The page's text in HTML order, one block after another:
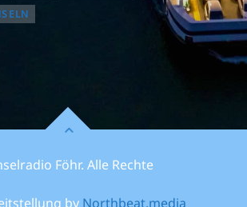
Föhr. Alle Rechte
by Northbeat.media